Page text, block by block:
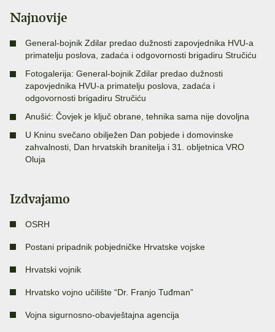
Najnovije
General-bojnik Zdilar predao dužnosti zapovjednika HVU-a
primatelju poslova, zadaća i odgovornosti brigadiru Stručiću
Fotogalerija: General-bojnik Zdilar predao dužnosti
zapovjednika HVU-a primatelju poslova, zadaća i
odgovornosti brigadiru Stručiću
Anušić: Čovjek je ključ obrane, tehnika sama nije dovoljna
U Kninu svečano obilježen Dan pobjede i domovinske
zahvalnosti, Dan hrvatskih branitelja i 31. obljetnica VRO
Oluja
Izdvajamo
OSRH
Postani pripadnik pobjedničke Hrvatske vojske
Hrvatski vojnik
Hrvatsko vojno učilište “Dr. Franjo Tuđman”
Vojna sigurnosno-obavještajna agencija